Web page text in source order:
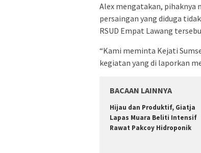
Alex mengatakan, pihaknya
persaingan yang diduga
RSUD Empat Lawang
“Kami meminta Kejati
kegiatan yang di laporkan
BACAAN LAINNYA
Hijau dan Produktif, Giatja
Lapas Muara Beliti Intensif
Rawat Pakcoy Hidroponik